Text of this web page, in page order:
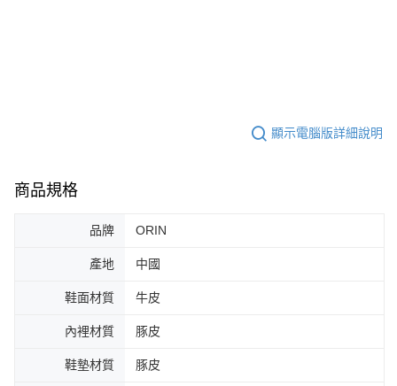
顯示電腦版詳細說明
商品規格
品牌 ORIN
產地 中國
鞋面材質 牛皮
內裡材質 豚皮
鞋墊材質 豚皮